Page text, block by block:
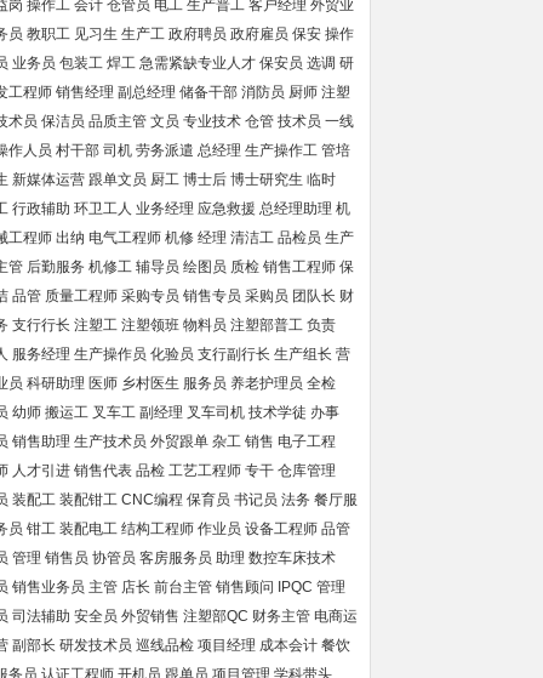
岗 操作工 会计 仓管员 电工 生产普工 客户经理 外贸业
员 教职工 见习生 生产工 政府聘员 政府雇员 保安 操作
业务员 包装工 焊工 急需紧缺专业人才 保安员 选调 研
工程师 销售经理 副总经理 储备干部 消防员 厨师 注塑
术员 保洁员 品质主管 文员 专业技术 仓管 技术员 一线
作人员 村干部 司机 劳务派遣 总经理 生产操作工 管培
新媒体运营 跟单文员 厨工 博士后 博士研究生 临时
行政辅助 环卫工人 业务经理 应急救援 总经理助理 机
工程师 出纳 电气工程师 机修 经理 清洁工 品检员 生产
管 后勤服务 机修工 辅导员 绘图员 质检 销售工程师 保
品管 质量工程师 采购专员 销售专员 采购员 团队长 财
支行行长 注塑工 注塑领班 物料员 注塑部普工 负责
服务经理 生产操作员 化验员 支行副行长 生产组长 营
员 科研助理 医师 乡村医生 服务员 养老护理员 全检
幼师 搬运工 叉车工 副经理 叉车司机 技术学徒 办事
销售助理 生产技术员 外贸跟单 杂工 销售 电子工程
人才引进 销售代表 品检 工艺工程师 专干 仓库管理
装配工 装配钳工 CNC编程 保育员 书记员 法务 餐厅服
员 钳工 装配电工 结构工程师 作业员 设备工程师 品管
管理 销售员 协管员 客房服务员 助理 数控车床技术
销售业务员 主管 店长 前台主管 销售顾问 IPQC 管理
司法辅助 安全员 外贸销售 注塑部QC 财务主管 电商运
副部长 研发技术员 巡线品检 项目经理 成本会计 餐饮
务员 认证工程师 开机员 跟单员 项目管理 学科带头